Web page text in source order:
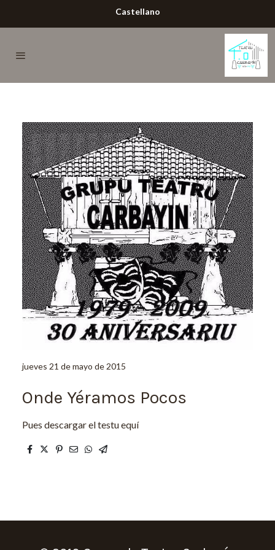
Castellano
jueves 21 de mayo de 2015
Onde Yéramos Pocos
Pues descargar el testu equí